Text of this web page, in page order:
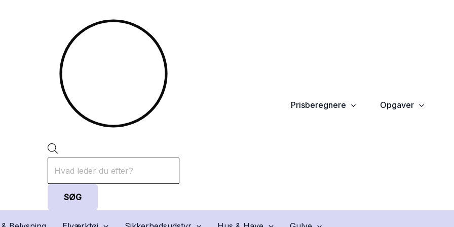
SØG
Prisberegnere Opgaver